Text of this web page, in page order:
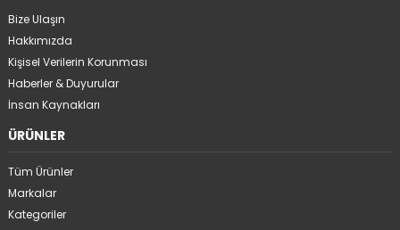
Bize Ulaşın
Hakkımızda
Kişisel Verilerin Korunması
Haberler & Duyurular
İnsan Kaynakları
ÜRÜNLER
Tüm Ürünler
Markalar
Kategoriler